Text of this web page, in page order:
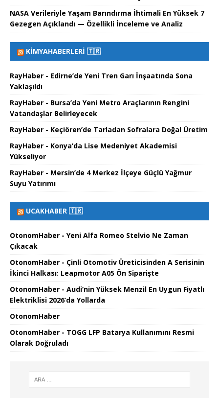
NASA Verileriyle Yaşam Barındırma İhtimali En Yüksek 7
Gezegen Açıklandı — Özellikli İnceleme ve Analiz
KIMYAHABERLERI 🇹🇷
RayHaber - Edirne’de Yeni Tren Garı İnşaatında Sona
Yaklaşıldı
RayHaber - Bursa’da Yeni Metro Araçlarının Rengini
Vatandaşlar Belirleyecek
RayHaber - Keçiören’de Tarladan Sofralara Doğal Üretim
RayHaber - Konya’da Lise Medeniyet Akademisi
Yükseliyor
RayHaber - Mersin’de 4 Merkez İlçeye Güçlü Yağmur
Suyu Yatırımı
UCAKHABER 🇹🇷
OtonomHaber - Yeni Alfa Romeo Stelvio Ne Zaman
Çıkacak
OtonomHaber - Çinli Otomotiv Üreticisinden A Serisinin
İkinci Halkası: Leapmotor A05 Ön Siparişte
OtonomHaber - Audi’nin Yüksek Menzil En Uygun Fiyatlı
Elektriklisi 2026’da Yollarda
OtonomHaber
OtonomHaber - TOGG LFP Batarya Kullanımını Resmi
Olarak Doğruladı